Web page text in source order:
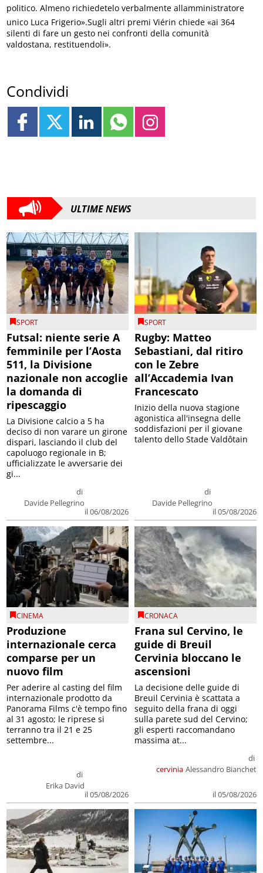
politico. Almeno richiedetelo verbalmente allamministratore
unico Luca Frigerio».Sugli altri premi Viérin chiede «ai 364
silenti di fare un gesto nei confronti della comunità
valdostana, restituendoli».
Condividi
ULTIME NEWS
SPORT
Futsal: niente serie A
femminile per l’Aosta
511, la Divisione
nazionale non accoglie
la domanda di
ripescaggio
di
Davide Pellegrino
il 06/08/2026
La Divisione calcio a 5 ha
deciso di non varare un girone
dispari, lasciando il club del
capoluogo regionale in B;
ufficializzate le avversarie dei
gi...
SPORT
Rugby: Matteo
Sebastiani, dal ritiro
con le Zebre
all’Accademia Ivan
Francescato
di
Davide Pellegrino
il 05/08/2026
Inizio della nuova stagione
agonistica all'insegna delle
soddisfazioni per il giovane
talento dello Stade Valdôtain
CINEMA
Produzione
internazionale cerca
comparse per un
nuovo film
di
Erika David
il 05/08/2026
Per aderire al casting del film
internazionale prodotto da
Panorama Films c'è tempo fino
al 31 agosto; le riprese si
terranno tra il 21 e 25
settembre...
CRONACA
Frana sul Cervino, le
guide di Breuil
Cervinia bloccano le
ascensioni
cervinia
di
Alessandro Bianchet
il 05/08/2026
La decisione delle guide di
Breuil Cervinia è scattata a
seguito della frana di oggi
sulla parete sud del Cervino;
gli esperti raccomandano
massima at...